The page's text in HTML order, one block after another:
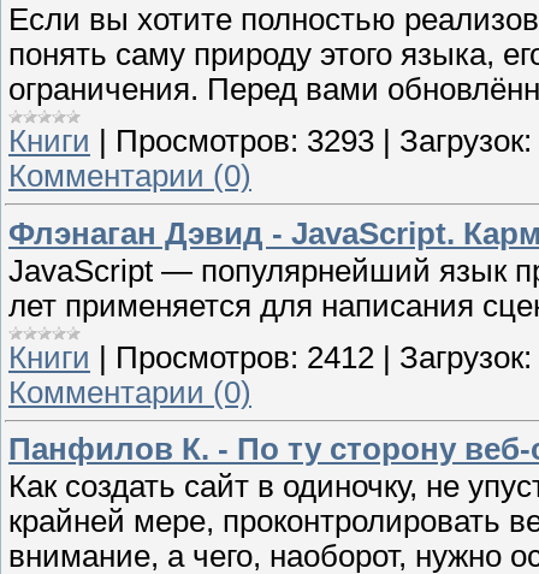
Если вы хотите полностью
понять саму природу этого языка,
ограничения. Перед вами
Книги
Просмотров: 3293
Загрузок:
Комментарии (0)
Флэнаган Дэвид - JavaScript.
JavaScript — популярнейший язык
лет применяется для написания
Книги | Просмотров: 2412 | Загрузок:
Комментарии (0)
Панфилов К. - По ту сторону веб-
Как создать сайт в одиночку, не
крайней мере, проконтролировать
внимание, а чего, наоборот, нужно